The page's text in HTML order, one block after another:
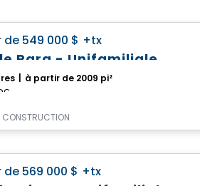
de 549 000 $ +tx
Para - Unifamiliale
à partir de 2009 pi²
CONSTRUCTION
de 569 000 $ +tx